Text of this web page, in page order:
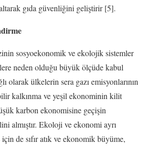
gıda güvenliğini geliştirir [5].
sosyoekonomik ve ekolojik sistemler
neden olduğu büyük ölçüde kabul
olarak ülkelerin sera gazı emisyonlarının
kalkınma ve yeşil ekonominin kilit
karbon ekonomisine geçişin
almıştır. Ekoloji ve ekonomi ayrı
de sıfır atık ve ekonomik büyüme,